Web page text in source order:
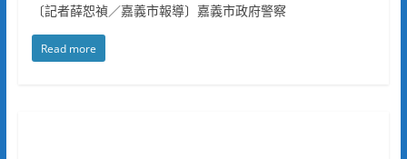
〔記者薛恕禎／嘉義市報導〕嘉義市政府警察
Read more